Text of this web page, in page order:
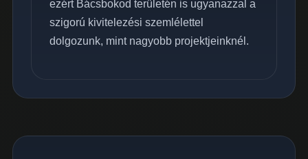
ezért Bácsbokod területén is ugyanazzal a
szigorú kivitelezési szemlélettel
dolgozunk, mint nagyobb projektjeinknél.